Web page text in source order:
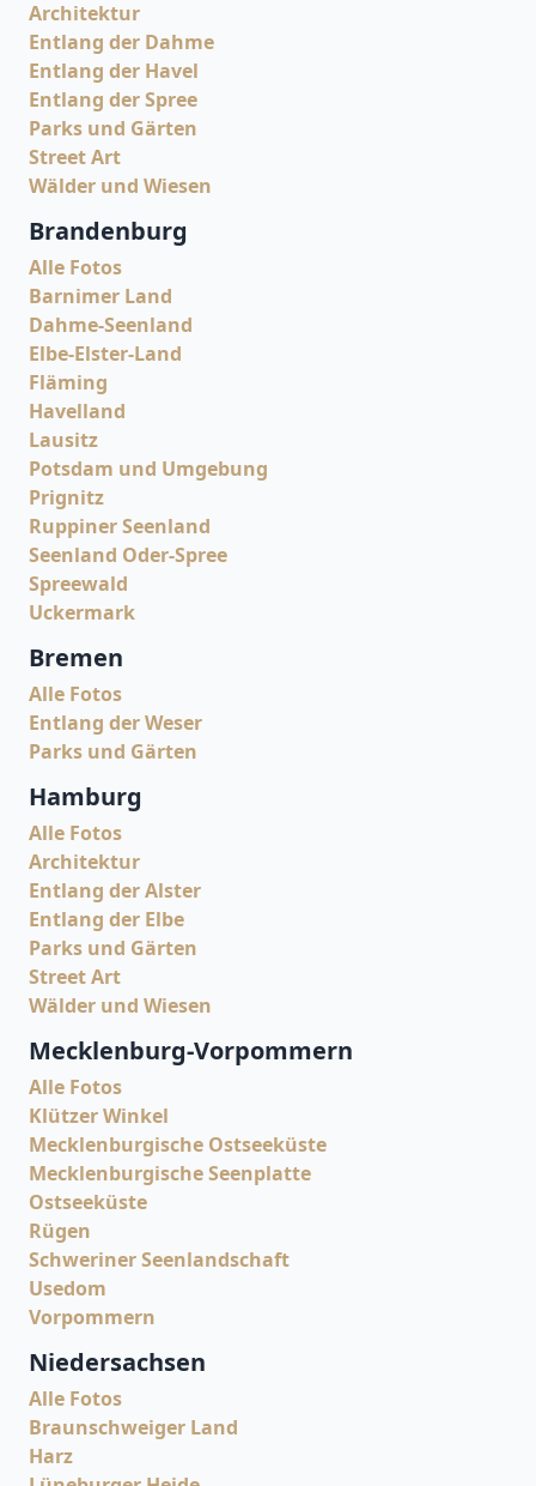
Architektur
Entlang der Dahme
Entlang der Havel
Entlang der Spree
Parks und Gärten
Street Art
Wälder und Wiesen
Brandenburg
Alle Fotos
Barnimer Land
Dahme-Seenland
Elbe-Elster-Land
Fläming
Havelland
Lausitz
Potsdam und Umgebung
Prignitz
Ruppiner Seenland
Seenland Oder-Spree
Spreewald
Uckermark
Bremen
Alle Fotos
Entlang der Weser
Parks und Gärten
Hamburg
Alle Fotos
Architektur
Entlang der Alster
Entlang der Elbe
Parks und Gärten
Street Art
Wälder und Wiesen
Mecklenburg-Vorpommern
Alle Fotos
Klützer Winkel
Mecklenburgische Ostseeküste
Mecklenburgische Seenplatte
Ostseeküste
Rügen
Schweriner Seenlandschaft
Usedom
Vorpommern
Niedersachsen
Alle Fotos
Braunschweiger Land
Harz